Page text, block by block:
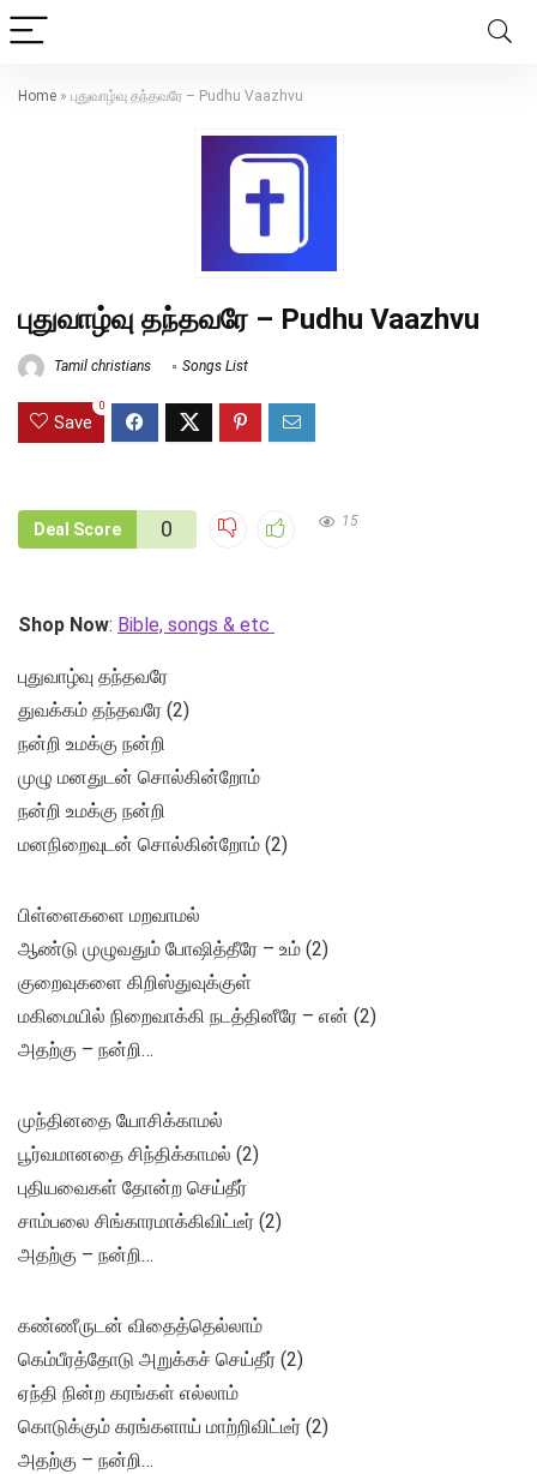
Home » புதுவாழ்வு தந்தவரே – Pudhu Vaazhvu
புதுவாழ்வு தந்தவரே – Pudhu Vaazhvu
Tamil christians Songs List
Save
0
Deal Score 0 15
Shop Now: Bible, songs & etc
புதுவாழ்வு தந்தவரே
துவக்கம் தந்தவரே (2)
நன்றி உமக்கு நன்றி
முழு மனதுடன் சொல்கின்றோம்
நன்றி உமக்கு நன்றி
மனநிறைவுடன் சொல்கின்றோம் (2)
பிள்ளைகளை மறவாமல்
ஆண்டு முழுவதும் போஷித்தீரே – உம் (2)
குறைவுகளை கிறிஸ்துவுக்குள்
மகிமையில் நிறைவாக்கி நடத்தினீரே – என் (2)
அதற்கு – நன்றி…
முந்தினதை யோசிக்காமல்
பூர்வமானதை சிந்திக்காமல் (2)
புதியவைகள் தோன்ற செய்தீர்
சாம்பலை சிங்காரமாக்கிவிட்டீர் (2)
அதற்கு – நன்றி…
கண்ணீருடன் விதைத்தெல்லாம்
கெம்பீரத்தோடு அறுக்கச் செய்தீர் (2)
ஏந்தி நின்ற கரங்கள் எல்லாம்
கொடுக்கும் கரங்களாய் மாற்றிவிட்டீர் (2)
அதற்கு – நன்றி…